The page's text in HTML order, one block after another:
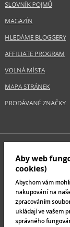
SLOVNÍK POJMŮ
MAGAZÍN
HLEDÁME BLOGGERY
AFFILIATE PROGRAM
VOLNÁ MÍSTA
MAPA STRÁNEK
PRODÁVANÉ ZNAČKY
Aby web
cookies)
Abychom vám
nakupování na
zpracováním
ukládají ve vašem
správného